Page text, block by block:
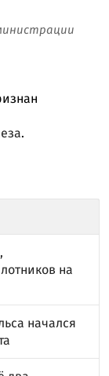
.
на
начался